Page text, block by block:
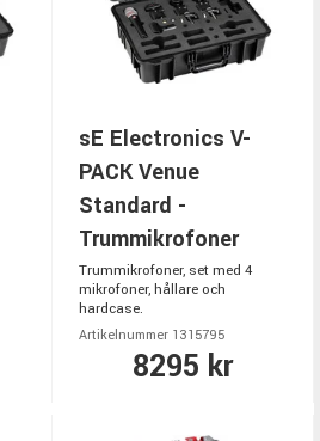
sE Electronics V-
PACK Venue
Standard -
Trummikrofoner
Trummikrofoner, set med 4
mikrofoner, hållare och
hardcase.
Artikelnummer 1315795
8295 kr